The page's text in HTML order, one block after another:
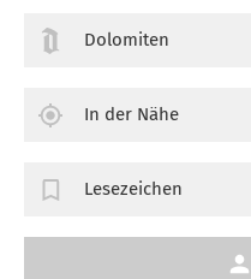
Dolomiten
In der Nähe
Lesezeichen